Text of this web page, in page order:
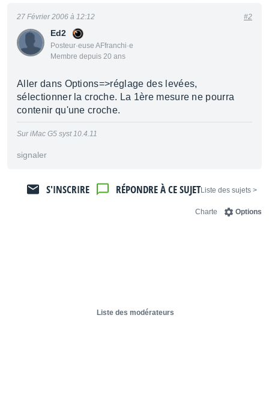
Ed2
Posteur·euse AFfranchi·e
Membre depuis 20 ans
27 Février 2006 à 12:12 #2
Aller dans Options=>réglage des levées,
sélectionner la croche. La 1ère mesure ne pourra
contenir qu'une croche.
Sur iMac G5 syst 10.4.11
signaler
< Liste des sujets
RÉPONDRE À CE SUJET
S'INSCRIRE
Options
Charte
Liste des modérateurs